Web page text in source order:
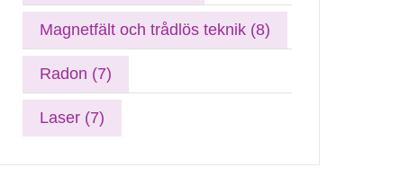
Magnetfält och trådlös teknik (8)
Radon (7)
Laser (7)